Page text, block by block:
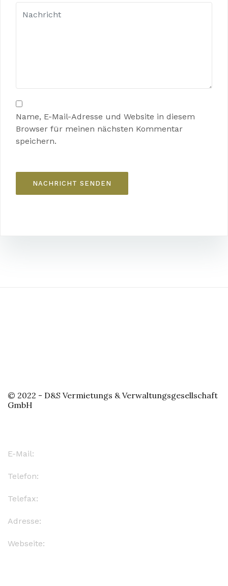
Name, E-Mail-Adresse und Website in diesem
Browser für meinen nächsten Kommentar
speichern.
© 2022 - D&S Vermietungs & Verwaltungsgesellschaft
GmbH
E-Mail:
Telefon:
Telefax:
Adresse:
Webseite: